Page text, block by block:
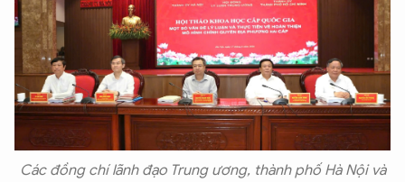
Các đồng chí lãnh đạo Trung ương, thành phố Hà Nội và